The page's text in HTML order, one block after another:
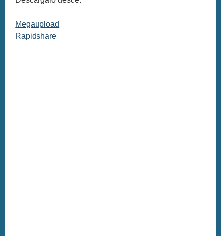
Megaupload
Rapidshare